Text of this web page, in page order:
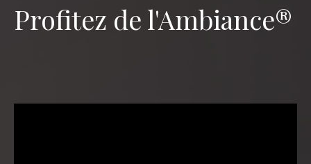
Profitez de l'Ambiance®